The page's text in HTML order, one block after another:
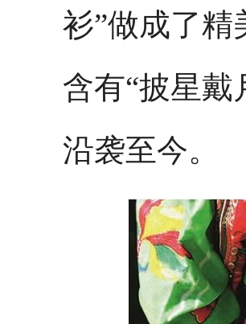
衫”做成了
含有“披星戴
沿袭至今。